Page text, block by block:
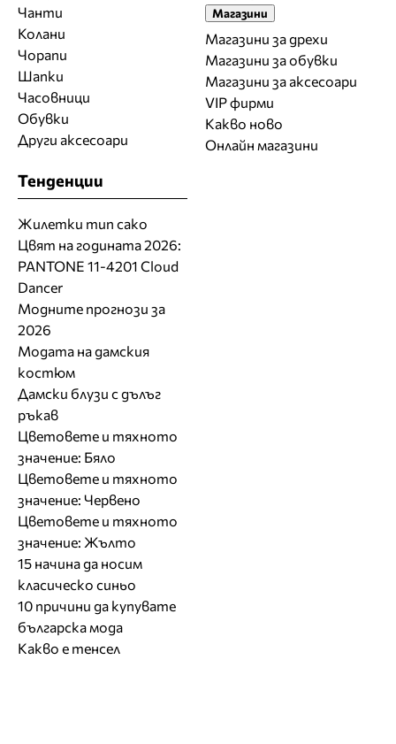
Чанти
Колани
Чорапи
Шапки
Часовници
Обувки
Други аксесоари
Магазини
Магазини за дрехи
Магазини за обувки
Магазини за aксесоари
VIP фирми
Какво ново
Онлайн магазини
Тенденции
Жилетки тип сако
Цвят на годината 2026:
PANTONE 11-4201 Cloud
Dancer
Модните прогнози за
2026
Модата на дамския
костюм
Дамски блузи с дълъг
ръкав
Цветовете и тяхното
значение: Бяло
Цветовете и тяхното
значение: Червено
Цветовете и тяхното
значение: Жълто
15 начина да носим
класическо синьо
10 причини да купувате
българска мода
Какво е тенсел